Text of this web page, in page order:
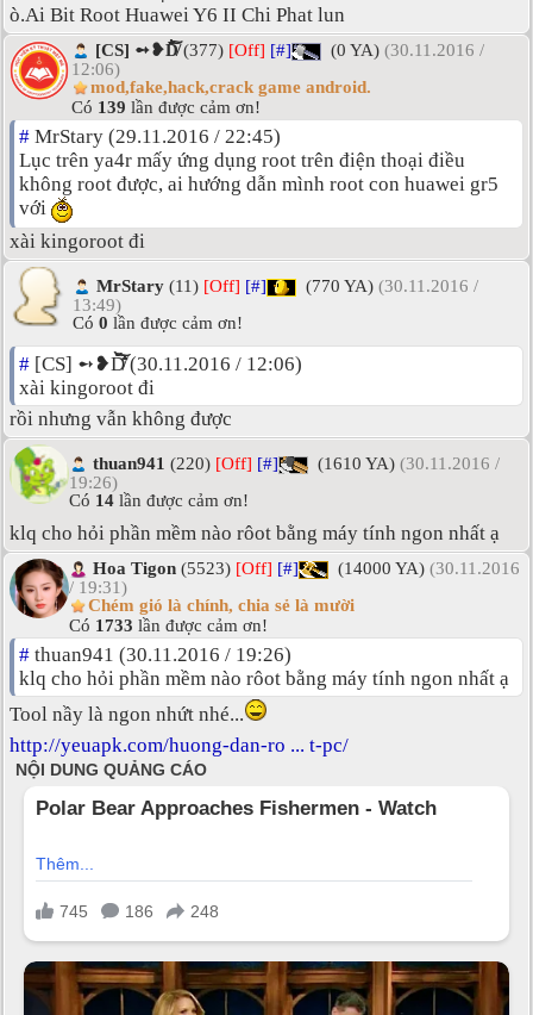
ò.Ai Bit Root Huawei Y6 II Chi Phat lun
[CS] ➻❥D̸͗̌̈̋͗͗̐̀̑͠͝(377) [Off] [#] (0 YA) (30.11.2016 /
12:06)
mod,fake,hack,crack game android.
Có 139 lần được cảm ơn!
# MrStary (29.11.2016 / 22:45)
Lục trên ya4r mấy ứng dụng root trên điện thoại điều
không root được, ai hướng dẫn mình root con huawei gr5
với
xài kingoroot đi
MrStary (11) [Off] [#] (770 YA) (30.11.2016 /
13:49)
Có 0 lần được cảm ơn!
# [CS] ➻❥D̸͗̌̈̋͗͗̐̀̑͠͝ (30.11.2016 / 12:06)
xài kingoroot đi
rồi nhưng vẫn không được
thuan941 (220) [Off] [#] (1610 YA) (30.11.2016 /
19:26)
Có 14 lần được cảm ơn!
klq cho hỏi phần mềm nào rôot bằng máy tính ngon nhất ạ
Hoa Tigon (5523) [Off] [#] (14000 YA) (30.11.2016
/ 19:31)
Chém gió là chính, chia sẻ là mười
Có 1733 lần được cảm ơn!
# thuan941 (30.11.2016 / 19:26)
klq cho hỏi phần mềm nào rôot bằng máy tính ngon nhất ạ
Tool nầy là ngon nhứt nhé...
http://yeuapk.com/huong-dan-ro ... t-pc/